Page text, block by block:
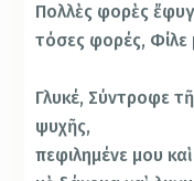
Πολλὲς φορὲς
τόσες φορές, Φίλε
Γλυκέ, Σύντροφε
ψυχῆς,
πεφιλημένε μου